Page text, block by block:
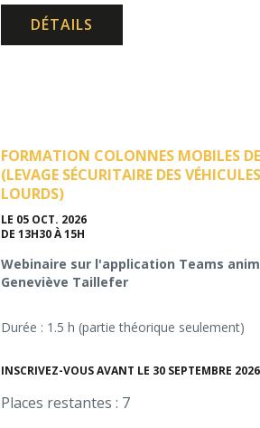
DÉTAILS
FORMATION COLONNES MOBILES
(LEVAGE SÉCURITAIRE DES VÉHICULES
LOURDS)
LE 05 OCT. 2026
DE 13H30 À 15H
Webinaire sur l'application Teams
Geneviève Taillefer
Durée : 1.5 h (partie théorique seulement)
INSCRIVEZ-VOUS AVANT LE 30 SEPTEMBRE 2026
Places restantes : 7